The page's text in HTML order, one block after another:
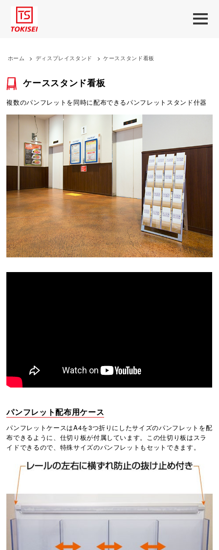
ホーム > ディスプレイスタンド > ケーススタンド看板
ケーススタンド看板
複数のパンフレットを同時に配布できるパンフレットスタンド什器
パンフレット配布用ケース
パンフレットケースはA4を3つ折りにしたサイズのパンフレットを配
布できるように、仕切り板が付属しています。この仕切り板はスラ
イドできるので、特殊サイズのパンフレットもセットできます。